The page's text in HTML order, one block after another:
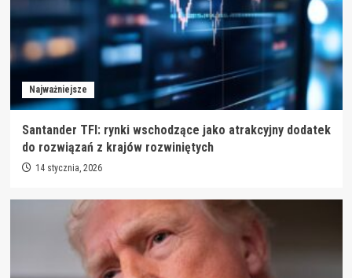
Najważniejsze
Santander TFI: rynki wschodzące jako atrakcyjny dodatek
do rozwiązań z krajów rozwiniętych
14 stycznia, 2026